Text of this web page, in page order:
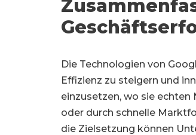
Die Technologien von
Effizienz zu steigern und
einzusetzen, wo sie
oder durch schnelle
die Zielsetzung können